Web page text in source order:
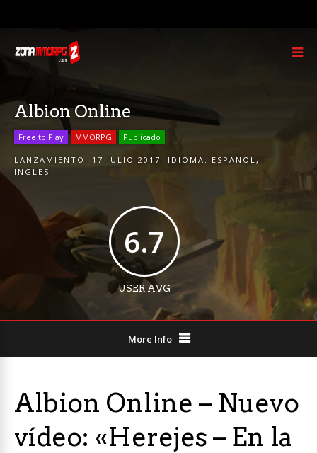
Albion Online
Free to Play MMORPG Publicado
LANZAMIENTO: 17 JULIO 2017 IDIOMA: ESPAÑOL,
INGLES
6.7
USER AVG
More Info
Albion Online – Nuevo
vídeo: «Herejes – En la